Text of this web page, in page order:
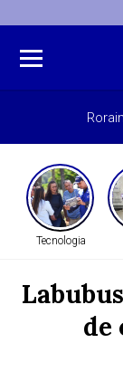
Tecnologia
de